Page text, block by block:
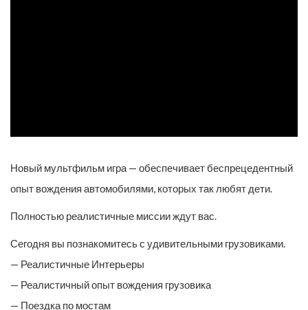
Новый мультфильм игра — обеспечивает беспрецедентный
опыт вождения автомобилями, которых так любят дети.
Полностью реалистичные миссии ждут вас.
Сегодня вы познакомитесь с удивительными грузовиками.
— Реалистичные Интерьеры
— Реалистичный опыт вождения грузовика
— Поездка по мостам